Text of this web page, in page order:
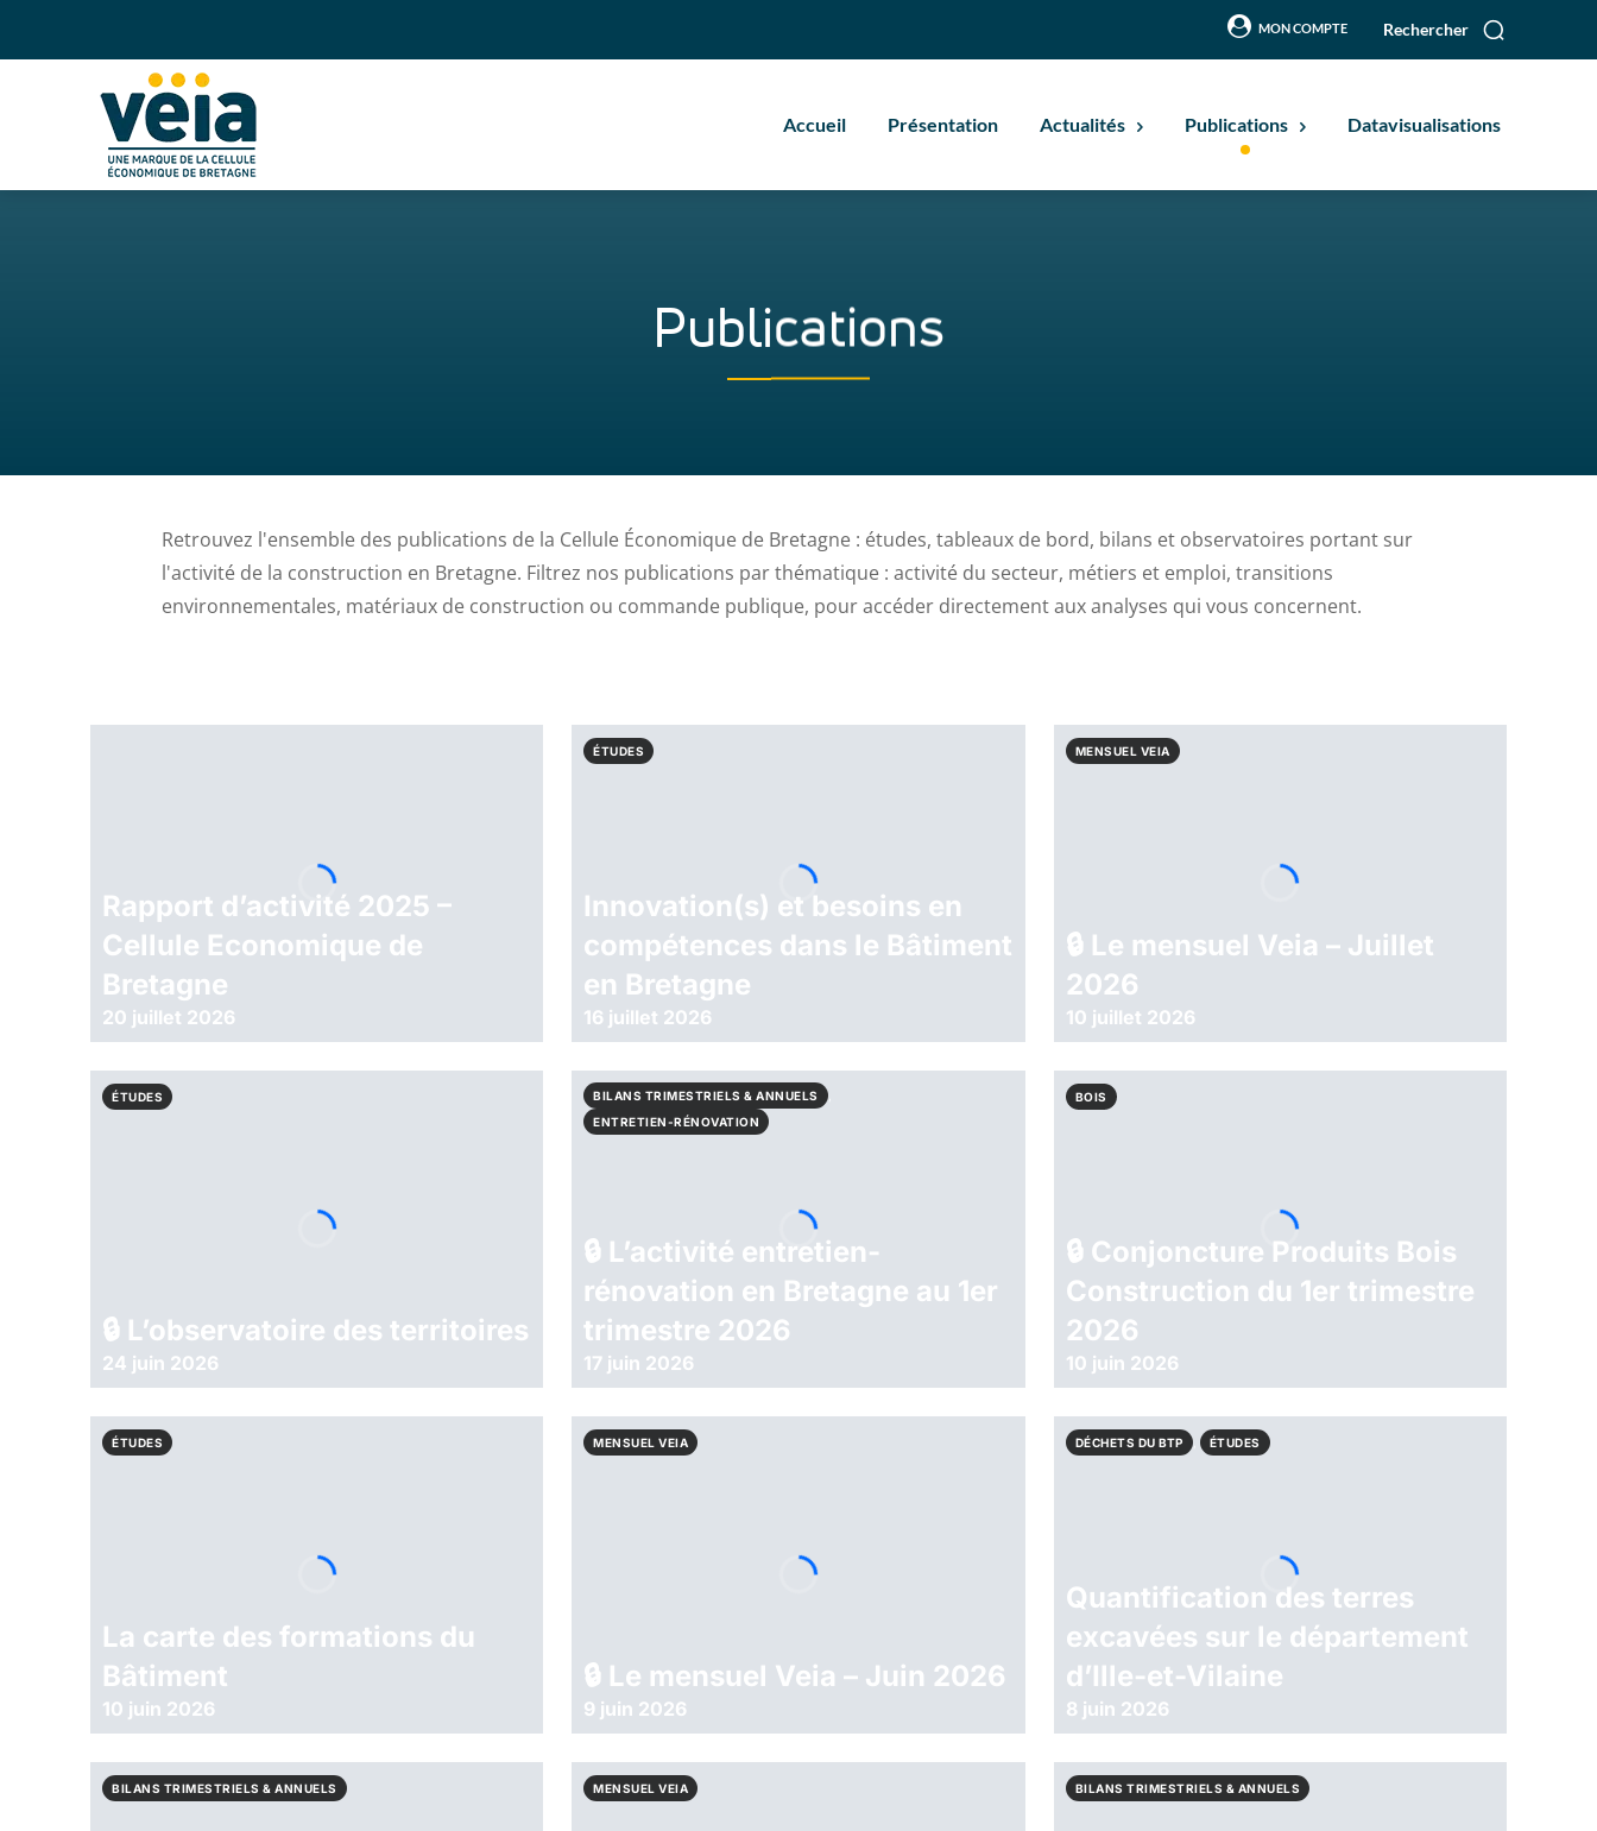
Rechercher
MON COMPTE
Accueil Présentation Actualités Publications Datavisualisations
Publications
Retrouvez l'ensemble des publications de la Cellule Économique de Bretagne : études, tableaux de bord, bilans et observatoires portant sur
l'activité de la construction en Bretagne. Filtrez nos publications par thématique : activité du secteur, métiers et emploi, transitions
environnementales, matériaux de construction ou commande publique, pour accéder directement aux analyses qui vous concernent.
Rapport d’activité 2025 –
Cellule Economique de
Bretagne
20 juillet 2026
ÉTUDES
Innovation(s) et besoins en
compétences dans le Bâtiment
en Bretagne
16 juillet 2026
MENSUEL VEIA
🔒︎ Le mensuel Veia – Juillet
2026
10 juillet 2026
ÉTUDES
🔒︎ L’observatoire des territoires
24 juin 2026
BILANS TRIMESTRIELS & ANNUELS
,
ENTRETIEN-RÉNOVATION
🔒︎ L’activité entretien-
rénovation en Bretagne au 1er
trimestre 2026
17 juin 2026
BOIS
🔒︎ Conjoncture Produits Bois
Construction du 1er trimestre
2026
10 juin 2026
ÉTUDES
La carte des formations du
Bâtiment
10 juin 2026
MENSUEL VEIA
🔒︎ Le mensuel Veia – Juin 2026
9 juin 2026
DÉCHETS DU BTP , ÉTUDES
Quantification des terres
excavées sur le département
d’Ille-et-Vilaine
8 juin 2026
BILANS TRIMESTRIELS & ANNUELS MENSUEL VEIA BILANS TRIMESTRIELS & ANNUELS